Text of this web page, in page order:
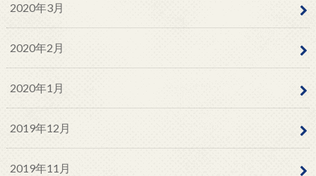
2020年3月
2020年2月
2020年1月
2019年12月
2019年11月